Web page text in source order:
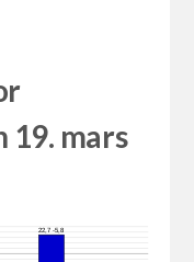
mars
22,7 -5,8